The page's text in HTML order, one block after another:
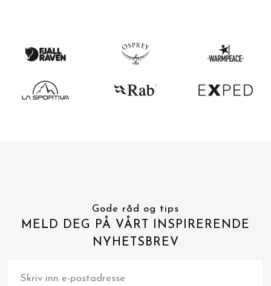
Gode råd og tips
MELD DEG PÅ VÅRT INSPIRERENDE
NYHETSBREV